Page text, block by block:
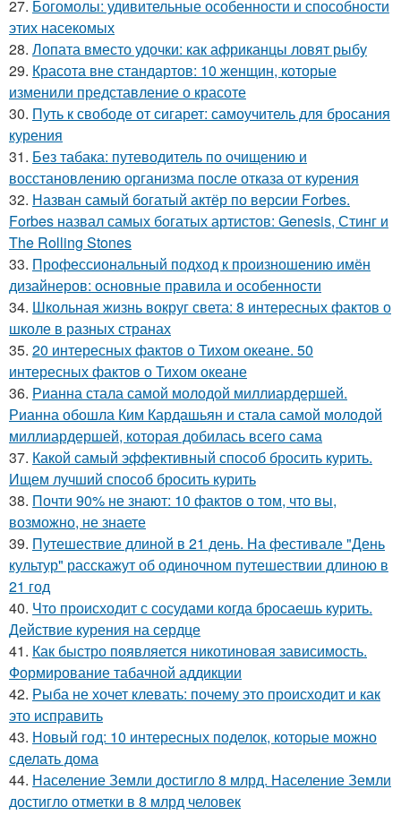
27. Богомолы: удивительные особенности и способности
этих насекомых
28. Лопата вместо удочки: как африканцы ловят рыбу
29. Красота вне стандартов: 10 женщин, которые
изменили представление о красоте
30. Путь к свободе от сигарет: самоучитель для бросания
курения
31. Без табака: путеводитель по очищению и
восстановлению организма после отказа от курения
32. Назван самый богатый актёр по версии Forbes.
Forbes назвал самых богатых артистов: Genesis, Стинг и
The Rolling Stones
33. Профессиональный подход к произношению имён
дизайнеров: основные правила и особенности
34. Школьная жизнь вокруг света: 8 интересных фактов о
школе в разных странах
35. 20 интересных фактов о Тихом океане. 50
интересных фактов о Тихом океане
36. Рианна стала самой молодой миллиардершей.
Рианна обошла Ким Кардашьян и стала самой молодой
миллиардершей, которая добилась всего сама
37. Какой самый эффективный способ бросить курить.
Ищем лучший способ бросить курить
38. Почти 90% не знают: 10 фактов о том, что вы,
возможно, не знаете
39. Путешествие длиной в 21 день. На фестивале "День
культур" расскажут об одиночном путешествии длиною в
21 год
40. Что происходит с сосудами когда бросаешь курить.
Действие курения на сердце
41. Как быстро появляется никотиновая зависимость.
Формирование табачной аддикции
42. Рыба не хочет клевать: почему это происходит и как
это исправить
43. Новый год: 10 интересных поделок, которые можно
сделать дома
44. Население Земли достигло 8 млрд. Население Земли
достигло отметки в 8 млрд человек